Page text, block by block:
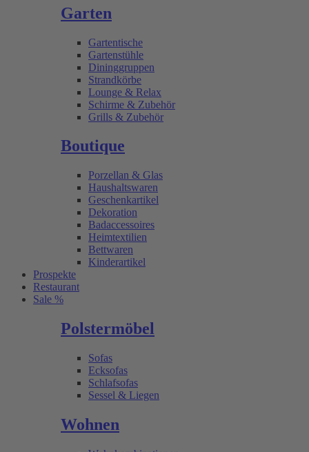
Garten
Gartentische
Gartenstühle
Dininggruppen
Strandkörbe
Lounge & Relax
Schirme & Zubehör
Grills & Zubehör
Boutique
Porzellan & Glas
Haushaltswaren
Geschenkartikel
Dekoration
Badaccessoires
Heimtextilien
Bettwaren
Kinderartikel
Prospekte
Restaurant
Sale %
Polstermöbel
Sofas
Ecksofas
Schlafsofas
Sessel & Liegen
Wohnen